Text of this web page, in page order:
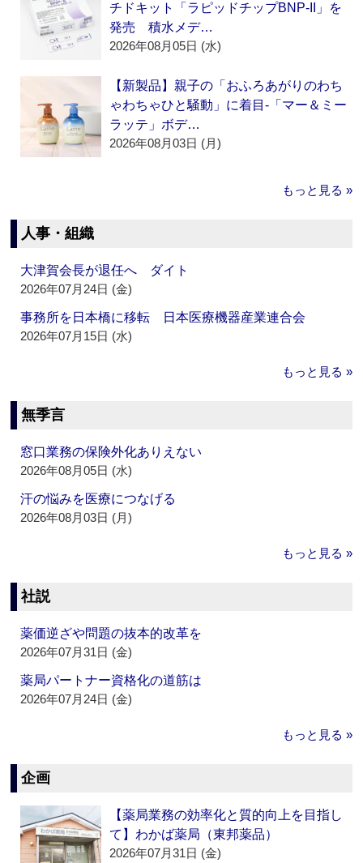
チドキット「ラピッドチップBNP-II」を
発売 積水メデ…
2026年08月05日 (水)
【新製品】親子の「おふろあがりのわち
ゃわちゃひと騒動」に着目‐「マー＆ミー
ラッテ」ボデ…
2026年08月03日 (月)
もっと見る »
人事・組織
大津賀会長が退任へ ダイト
2026年07月24日 (金)
事務所を日本橋に移転 日本医療機器産業連合会
2026年07月15日 (水)
もっと見る »
無季言
窓口業務の保険外化ありえない
2026年08月05日 (水)
汗の悩みを医療につなげる
2026年08月03日 (月)
もっと見る »
社説
薬価逆ざや問題の抜本的改革を
2026年07月31日 (金)
薬局パートナー資格化の道筋は
2026年07月24日 (金)
もっと見る »
企画
【薬局業務の効率化と質的向上を目指し
て】わかば薬局（東邦薬品）
2026年07月31日 (金)